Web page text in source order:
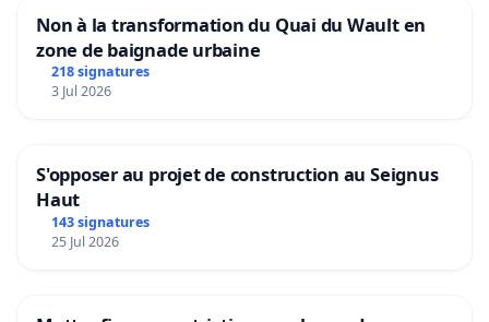
Non à la transformation du Quai du Wault en
zone de baignade urbaine
218 signatures
3 Jul 2026
S'opposer au projet de construction au Seignus
Haut
143 signatures
25 Jul 2026